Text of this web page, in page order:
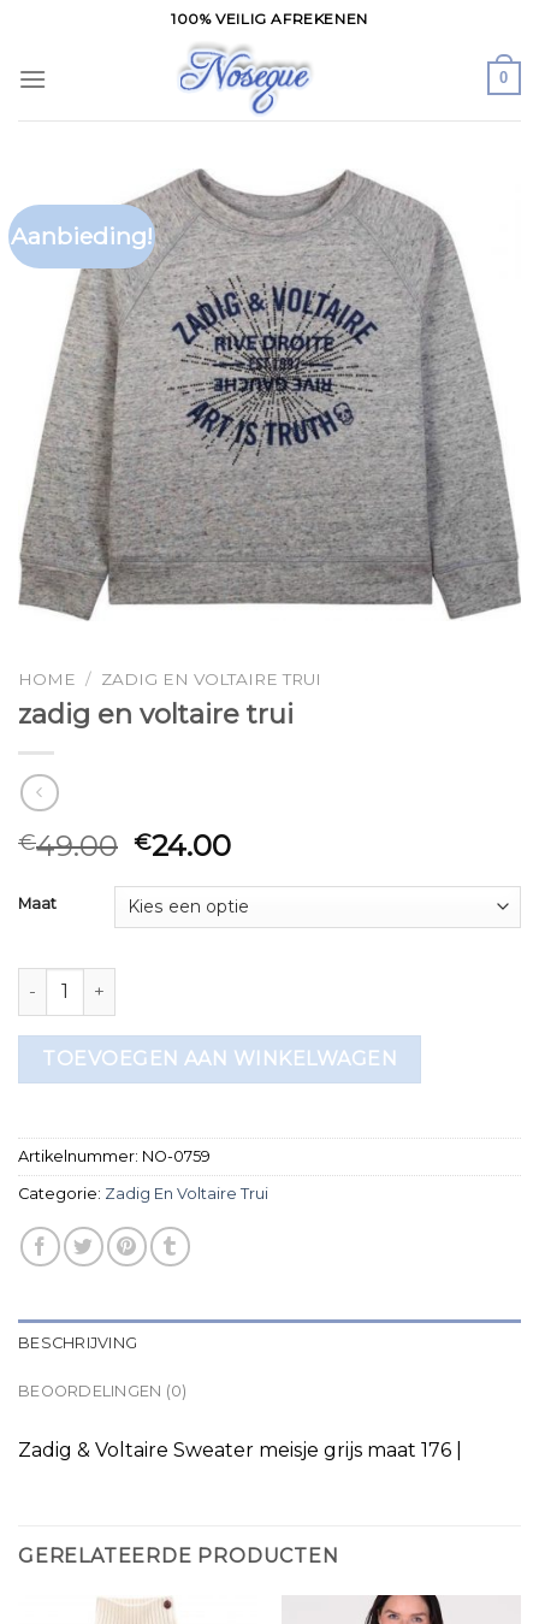
content
100% VEILIG AFREKENEN
0
Aanbieding!
HOME / ZADIG EN VOLTAIRE TRUI
zadig en voltaire trui
€49.00 €24.00
Maat
zadig en voltaire trui aantal
TOEVOEGEN AAN WINKELWAGEN
Artikelnummer: NO-0759
Categorie: Zadig En Voltaire Trui
BESCHRIJVING
BEOORDELINGEN (0)
Zadig & Voltaire Sweater meisje grijs maat 176 |
GERELATEERDE PRODUCTEN